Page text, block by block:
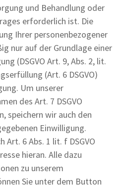
und Behandlung oder
erforderlich ist. Die
Ihrer personenbezogener
nur auf der Grundlage einer
(DSGVO Art. 9, Abs. 2, lit.
(Art. 6 DSGVO)
Um unserer
des Art. 7 DSGVO
speichern wir auch den
Einwilligung.
Art. 6 Abs. 1 lit. f DSGVO
hieran. Alle dazu
zu unserem
Sie unter dem Button